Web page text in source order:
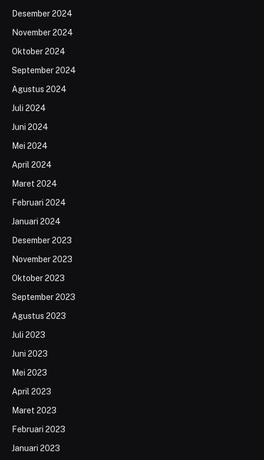
Desember 2024
November 2024
Oktober 2024
September 2024
Agustus 2024
Juli 2024
Juni 2024
Mei 2024
April 2024
Maret 2024
Februari 2024
Januari 2024
Desember 2023
November 2023
Oktober 2023
September 2023
Agustus 2023
Juli 2023
Juni 2023
Mei 2023
April 2023
Maret 2023
Februari 2023
Januari 2023